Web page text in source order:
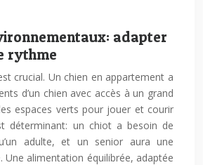
adapter
rythme
crucial. Un chien en appartement a
d’un chien avec accès à un grand
espaces verts pour jouer et courir
déterminant: un chiot a besoin de
adulte, et un senior aura une
Une alimentation équilibrée, adaptée